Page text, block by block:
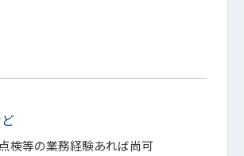
検等の業務経験あれば尚可